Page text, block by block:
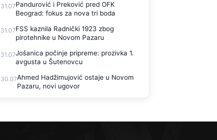
31.07Pandurović i Preković pred OFK
Beograd: fokus za nova tri boda
31.07FSS kaznila Radnički 1923 zbog
pirotehnike u Novom Pazaru
31.07Jošanica počinje pripreme: prozivka 1.
avgusta u Šutenovcu
30.07Ahmed Hadžimujović ostaje u Novom
Pazaru, novi ugovor